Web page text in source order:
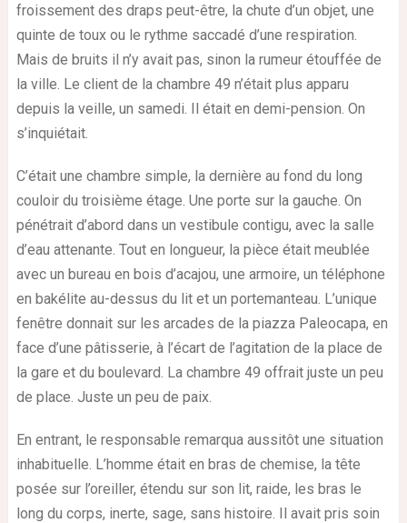
froissement des draps peut-être, la chute d’un objet, une
quinte de toux ou le rythme saccadé d’une respiration.
Mais de bruits il n’y avait pas, sinon la rumeur étouffée de
la ville. Le client de la chambre 49 n’était plus apparu
depuis la veille, un samedi. Il était en demi-pension. On
s’inquiétait.
C’était une chambre simple, la dernière au fond du long
couloir du troisième étage. Une porte sur la gauche. On
pénétrait d’abord dans un vestibule contigu, avec la salle
d’eau attenante. Tout en longueur, la pièce était meublée
avec un bureau en bois d’acajou, une armoire, un téléphone
en bakélite au-dessus du lit et un portemanteau. L’unique
fenêtre donnait sur les arcades de la piazza Paleocapa, en
face d’une pâtisserie, à l’écart de l’agitation de la place de
la gare et du boulevard. La chambre 49 offrait juste un peu
de place. Juste un peu de paix.
En entrant, le responsable remarqua aussitôt une situation
inhabituelle. L’homme était en bras de chemise, la tête
posée sur l’oreiller, étendu sur son lit, raide, les bras le
long du corps, inerte, sage, sans histoire. Il avait pris soin